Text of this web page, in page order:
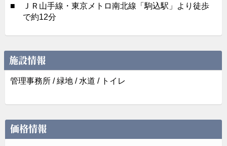
■
ＪＲ山手線・東京メトロ南北線「駒込駅」より徒歩
で約12分
施設情報
管理事務所 / 緑地 / 水道 / トイレ
価格情報